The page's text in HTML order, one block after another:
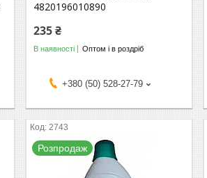
4820196010890
235 ₴
В наявності Оптом і в роздріб
+380 (50) 528-27-79
2743
Розпродаж